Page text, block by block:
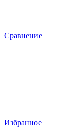
Сравнение
Избранное